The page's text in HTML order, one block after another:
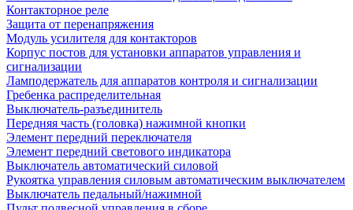
Контакторное реле
Защита от перенапряжения
Модуль усилителя для контакторов
Корпус постов для установки аппаратов управления и
сигнализации
Ламподержатель для аппаратов контроля и сигнализации
Гребенка распределительная
Выключатель-разъединитель
Передняя часть (головка) нажимной кнопки
Элемент передний переключателя
Элемент передний светового индикатора
Выключатель автоматический силовой
Рукоятка управления силовым автоматическим выключателем
Выключатель педальный/нажимной